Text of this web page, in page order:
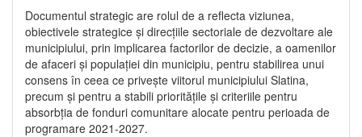
Documentul strategic are rolul de a reflecta viziunea,
obiectivele strategice și direcțiile sectoriale de dezvoltare ale
municipiului, prin implicarea factorilor de decizie, a oamenilor
de afaceri și populației din municipiu, pentru stabilirea unui
consens în ceea ce privește viitorul municipiului Slatina,
precum și pentru a stabili prioritățile și criteriile pentru
absorbția de fonduri comunitare alocate pentru perioada de
programare 2021-2027.